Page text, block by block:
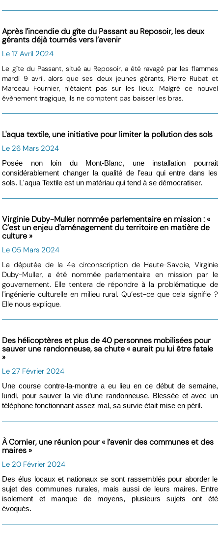
Après l’incendie du gîte du Passant au Reposoir, les deux
gérants déjà tournés vers l’avenir
Le 17 Avril 2024
Le gîte du Passant, situé au Reposoir, a été ravagé par les flammes
mardi 9 avril, alors que ses deux jeunes gérants, Pierre Rubat et
Marceau Fournier, n’étaient pas sur les lieux. Malgré ce nouvel
évènement tragique, ils ne comptent pas baisser les bras.
L'aqua textile, une initiative pour limiter la pollution des sols
Le 26 Mars 2024
Posée non loin du Mont-Blanc, une installation pourrait
considérablement changer la qualité de l’eau qui entre dans les
sols. L'aqua Textile est un matériau qui tend à se démocratiser.
Virginie Duby-Muller nommée parlementaire en mission : «
C’est un enjeu d'aménagement du territoire en matière de
culture »
Le 05 Mars 2024
La députée de la 4e circonscription de Haute-Savoie, Virginie
Duby-Muller, a été nommée parlementaire en mission par le
gouvernement. Elle tentera de répondre à la problématique de
l'ingénierie culturelle en milieu rural. Qu’est-ce que cela signifie ?
Elle nous explique.
Des hélicoptères et plus de 40 personnes mobilisées pour
sauver une randonneuse, sa chute « aurait pu lui être fatale
»
Le 27 Février 2024
Une course contre-la-montre a eu lieu en ce début de semaine,
lundi, pour sauver la vie d’une randonneuse. Blessée et avec un
téléphone fonctionnant assez mal, sa survie était mise en péril.
À Cornier, une réunion pour « l’avenir des communes et des
maires »
Le 20 Février 2024
Des élus locaux et nationaux se sont rassemblés pour aborder le
sujet des communes rurales, mais aussi de leurs maires. Entre
isolement et manque de moyens, plusieurs sujets ont été
évoqués.